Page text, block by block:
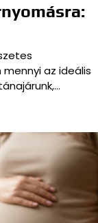
az ideális